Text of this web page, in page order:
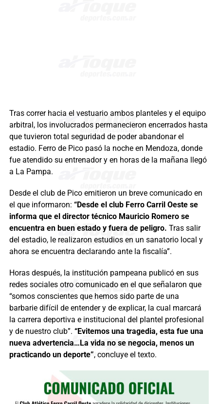
Tras correr hacia el vestuario ambos planteles y el equipo
arbitral, los involucrados permanecieron encerrados hasta
que tuvieron total seguridad de poder abandonar el
estadio. Ferro de Pico pasó la noche en Mendoza, donde
fue atendido su entrenador y en horas de la mañana llegó
a La Pampa.
Desde el club de Pico emitieron un breve comunicado en
el que informaron: “Desde el club Ferro Carril Oeste se
informa que el director técnico Mauricio Romero se
encuentra en buen estado y fuera de peligro. Tras salir
del estadio, le realizaron estudios en un sanatorio local y
ahora se encuentra declarando ante la fiscalía”.
Horas después, la institución pampeana publicó en sus
redes sociales otro comunicado en el que señalaron que
“somos conscientes que hemos sido parte de una
barbarie difícil de entender y de explicar, la cual marcará
la carrera deportiva e institucional del plantel profesional
y de nuestro club”. “Evitemos una tragedia, esta fue una
nueva advertencia…La vida no se negocia, menos un
practicando un deporte”, concluye el texto.